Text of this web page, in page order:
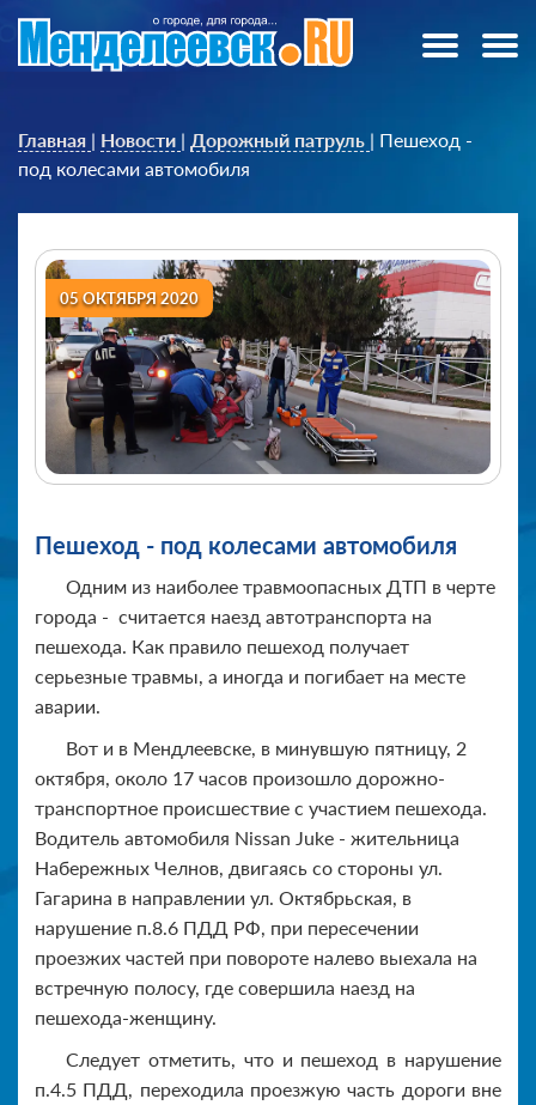
Главная | Новости | Дорожный патруль | Пешеход -
под колесами автомобиля
05 ОКТЯБРЯ 2020
Пешеход - под колесами автомобиля
Одним из наиболее травмоопасных ДТП в черте
города - считается наезд автотранспорта на
пешехода. Как правило пешеход получает
серьезные травмы, а иногда и погибает на месте
аварии.
Вот и в Мендлеевске, в минувшую пятницу, 2
октября, около 17 часов произошло дорожно-
транспортное происшествие с участием пешехода.
Водитель автомобиля Nissan Juke - жительница
Набережных Челнов, двигаясь со стороны ул.
Гагарина в направлении ул. Октябрьская, в
нарушение п.8.6 ПДД РФ, при пересечении
проезжих частей при повороте налево выехала на
встречную полосу, где совершила наезд на
пешехода-женщину.
Следует отметить, что и пешеход в нарушение
п.4.5 ПДД, переходила проезжую часть дороги вне